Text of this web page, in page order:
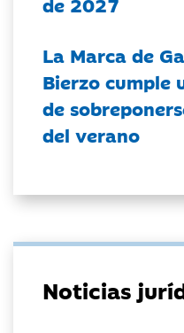
La Marca de
Bierzo cumple
de
del verano
Noticias